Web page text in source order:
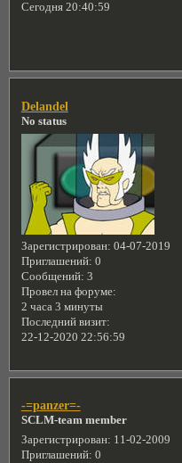
Сегодня 20:40:59
Delandel
No status
Зарегистрирован: 04-07-2019
Приглашений: 0
Сообщений: 3
Провел на форуме:
2 часа 3 минуты
Последний визит:
22-12-2020 22:56:59
-=panzer=-
SCLM-team member
Зарегистрирован: 11-02-2009
Приглашений: 0